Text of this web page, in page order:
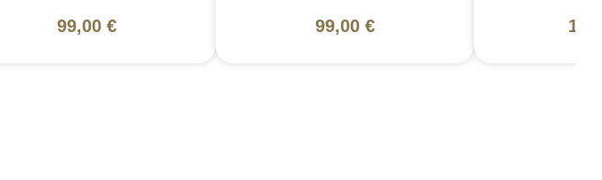
99,00 € 99,00 €